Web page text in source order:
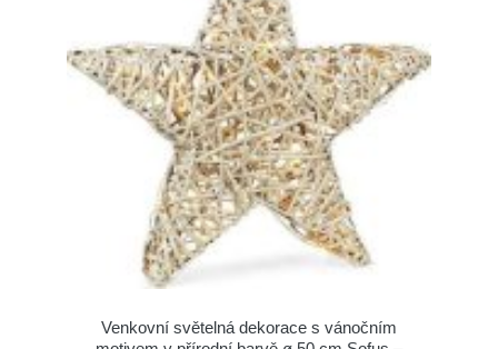
Venkovní světelná dekorace s vánočním